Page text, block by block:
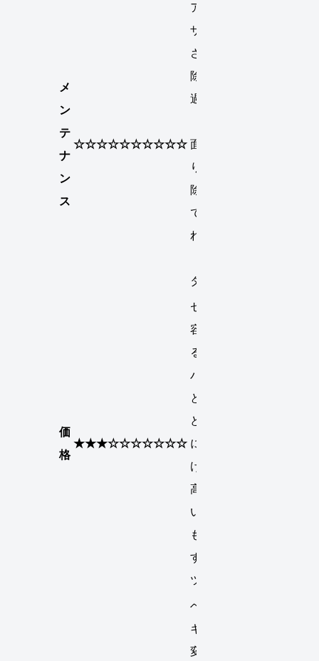
メ
ン
テ
ナ
ン
ス
☆☆☆☆☆☆☆☆☆☆
アトマイ
ザーが小
さくて掃
除が大変
過ぎる
面倒臭が
りだと掃
除の時点
で心が折
れそう。
タ）
価
格
★★★☆☆☆☆☆☆☆
セット内
容から見
るとコス
パはいい
と思うけ
ど、単純
に値段だ
け見ると
高くもな
いし安く
もないで
す。（ア
ツシ）
ベースリ
キッドを
変えるこ